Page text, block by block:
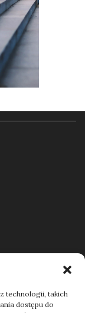
technologii, takich
dostępu do